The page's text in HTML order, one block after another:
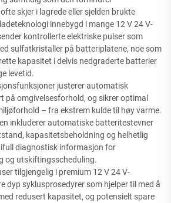
skjer i lagrede eller sjelden brukte
innebygd i mange 12 V 24 V-
kontrollerte elektriske pulser som
sulfatkristaller på batteriplatene, noe som
kapasitet i delvis nedgraderte batterier
levetid.
justerer automatisk
på omgivelsesforhold, og sikrer optimal
– fra ekstrem kulde til høy varme.
inkluderer automatiske batteritestevner
kapasitetsbeholdning og helhetlig
diagnostisk informasjon for
og utskiftingsscheduling.
tilgjengelig i premium 12 V 24 V-
dyp syklusprosedyrer som hjelper til med å
redusert kapasitet, og potensielt spare